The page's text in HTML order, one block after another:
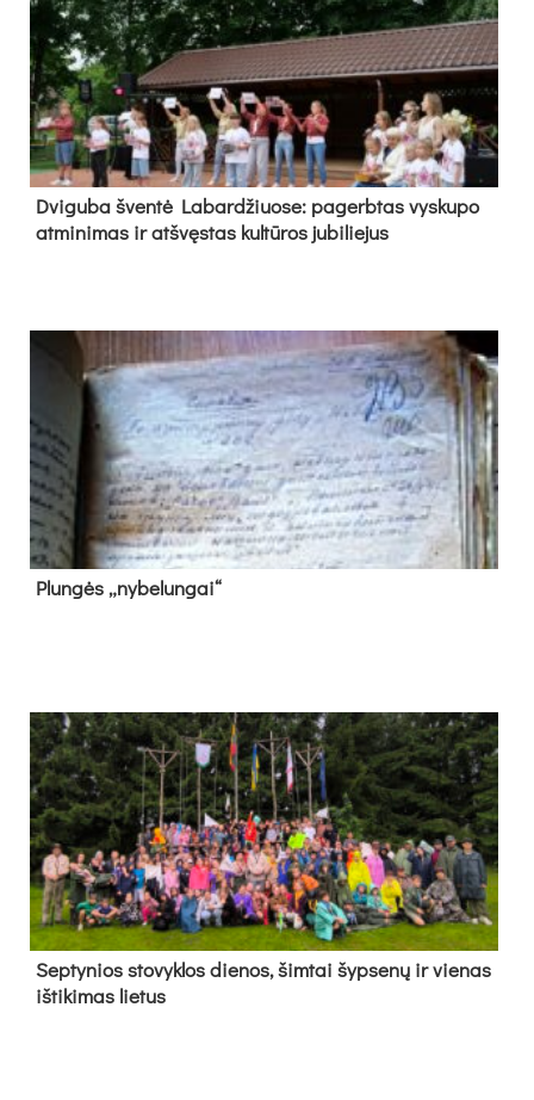
Dvi­gu­ba šven­tė La­bar­džiuo­se: pa­gerb­tas vys­ku­po
at­mi­ni­mas ir at­švęs­tas kul­tū­ros ju­bi­lie­jus
Plun­gės „ny­be­lun­gai“
Sep­ty­nios sto­vyk­los die­nos, šim­tai šyp­se­nų ir vie­nas
iš­ti­ki­mas lie­tus